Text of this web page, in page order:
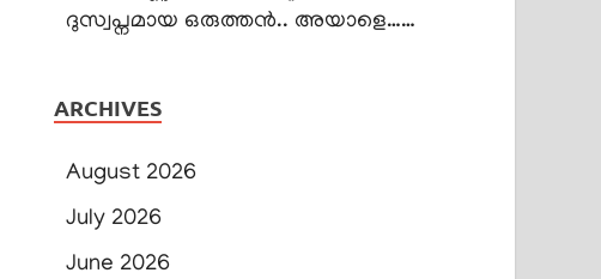
ദുസ്വപ്നമായ ഒരുത്തൻ.. അയാളെ……
ARCHIVES
August 2026
July 2026
June 2026